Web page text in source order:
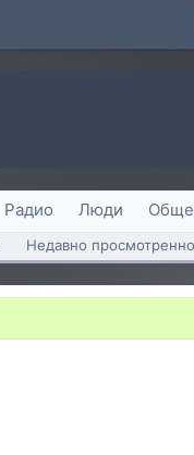
Радио Люди
Недавно